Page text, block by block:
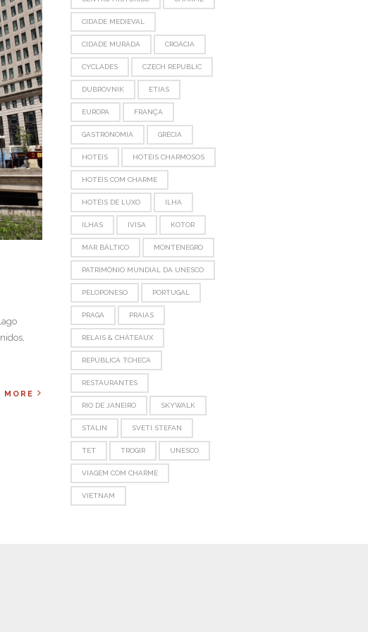
MORE
CIDADE MEDIEVAL
CIDADE MURADA CROÁCIA
CYCLADES CZECH REPUBLIC
DUBROVNIK ETIAS
EUROPA FRANÇA
GASTRONOMIA GRÉCIA
HOTÉIS HOTÉIS CHARMOSOS
HOTÉIS COM CHARME
HOTÉIS DE LUXO ILHA
ILHAS IVISA KOTOR
MAR BÁLTICO MONTENEGRO
PATRIMÔNIO MUNDIAL DA UNESCO
PELOPONESO PORTUGAL
PRAGA PRAIAS
RELAIS & CHÂTEAUX
REPÚBLICA TCHECA
RESTAURANTES
RIO DE JANEIRO SKYWALK
STÁLIN SVETI STEFAN
TET TROGIR UNESCO
VIAGEM COM CHARME
VIETNAM